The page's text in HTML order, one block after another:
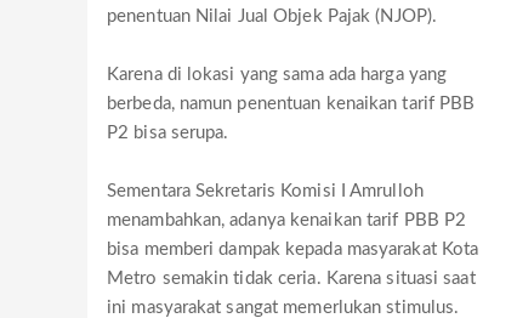
penentuan Nilai Jual Objek Pajak (NJOP).
Karena di lokasi yang sama ada harga yang
berbeda, namun penentuan kenaikan tarif PBB
P2 bisa serupa.
Sementara Sekretaris Komisi I Amrulloh
menambahkan, adanya kenaikan tarif PBB P2
bisa memberi dampak kepada masyarakat Kota
Metro semakin tidak ceria. Karena situasi saat
ini masyarakat sangat memerlukan stimulus.